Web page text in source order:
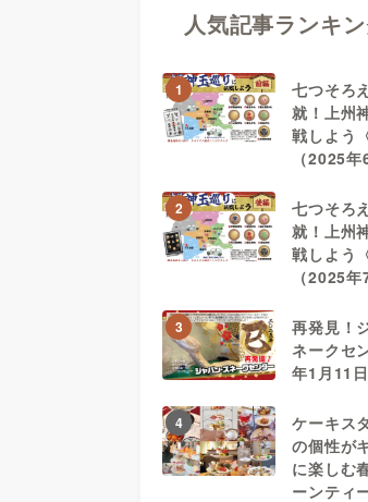
人気記事ランキ
1
七つそろ
就！上州
戦しよう
（2025
2
七つそろ
就！上州
戦しよう
（2025
3
再発見！
ネークセ
年1月11日
4
ケーキス
の個性が
に楽しむ
ーンティ